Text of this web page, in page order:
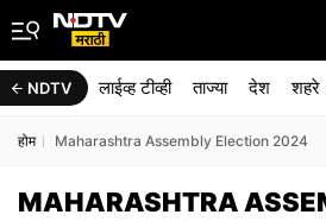
NDTV लाईव्ह टीव्ही ताज्या देश शहरे
होम Maharashtra Assembly Election 2024
MAHARASHTRA